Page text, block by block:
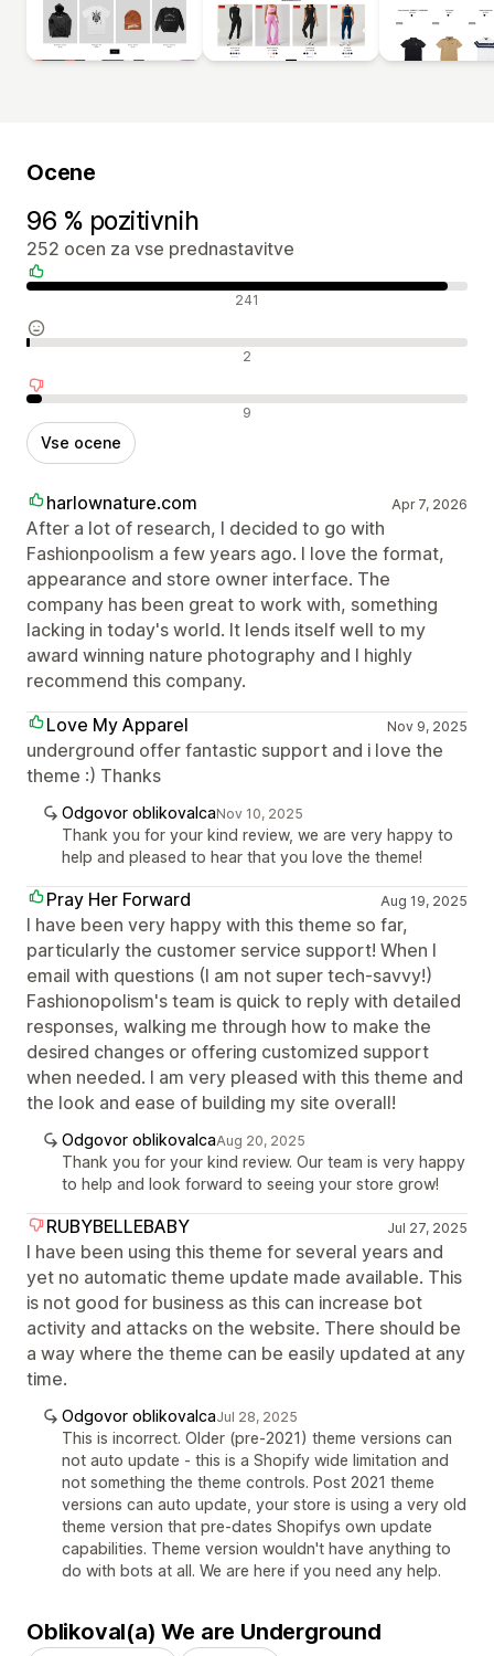
Ocene
96 % pozitivnih
252 ocen za vse prednastavitve
Pozitivne ocene 241
Nevtralne ocene 2
Negativne ocene 9
Vse ocene
harlownature.com Apr 7, 2026
After a lot of research, I decided to go with
Fashionpoolism a few years ago. I love the format,
appearance and store owner interface. The
company has been great to work with, something
lacking in today's world. It lends itself well to my
award winning nature photography and I highly
recommend this company.
Love My Apparel
Nov 9, 2025
underground offer fantastic support and i love the
theme :) Thanks
Odgovor oblikovalcaNov 10, 2025
Thank you for your kind review, we are very happy to
help and pleased to hear that you love the theme!
Pray Her Forward Aug 19, 2025
I have been very happy with this theme so far,
particularly the customer service support! When I
email with questions (I am not super tech-savvy!)
Fashionopolism's team is quick to reply with detailed
responses, walking me through how to make the
desired changes or offering customized support
when needed. I am very pleased with this theme and
the look and ease of building my site overall!
Odgovor oblikovalcaAug 20, 2025
Thank you for your kind review. Our team is very happy
to help and look forward to seeing your store grow!
RUBYBELLEBABY Jul 27, 2025
I have been using this theme for several years and
yet no automatic theme update made available. This
is not good for business as this can increase bot
activity and attacks on the website. There should be
a way where the theme can be easily updated at any
time.
Odgovor oblikovalcaJul 28, 2025
This is incorrect. Older (pre-2021) theme versions can
not auto update - this is a Shopify wide limitation and
not something the theme controls. Post 2021 theme
versions can auto update, your store is using a very old
theme version that pre-dates Shopifys own update
capabilities. Theme version wouldn't have anything to
do with bots at all. We are here if you need any help.
Oblikoval(a) We are Underground